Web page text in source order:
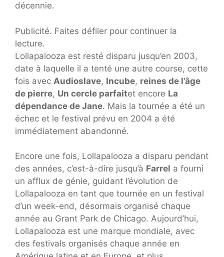
décennie.
Publicité. Faites défiler pour continuer la
lecture.
Lollapalooza est resté disparu jusqu’en 2003,
date à laquelle il a tenté une autre course, cette
fois avec Audioslave, Incube, reines de l’âge
de pierre, Un cercle parfaitet encore La
dépendance de Jane. Mais la tournée a été un
échec et le festival prévu en 2004 a été
immédiatement abandonné.
Encore une fois, Lollapalooza a disparu pendant
des années, c’est-à-dire jusqu’à Farrel a fourni
un afflux de génie, guidant l’évolution de
Lollapalooza en tant que tournée en un festival
d’un week-end, désormais organisé chaque
année au Grant Park de Chicago. Aujourd’hui,
Lollapalooza est une marque mondiale, avec
des festivals organisés chaque année en